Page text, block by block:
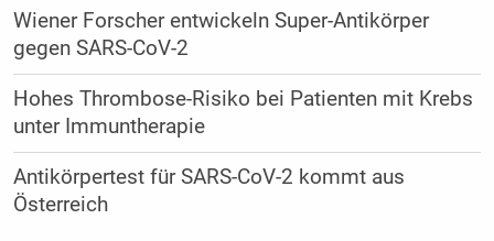
Wiener Forscher entwickeln Super-Antikörper
gegen SARS-CoV-2
Hohes Thrombose-Risiko bei Patienten mit Krebs
unter Immuntherapie
Antikörpertest für SARS-CoV-2 kommt aus
Österreich